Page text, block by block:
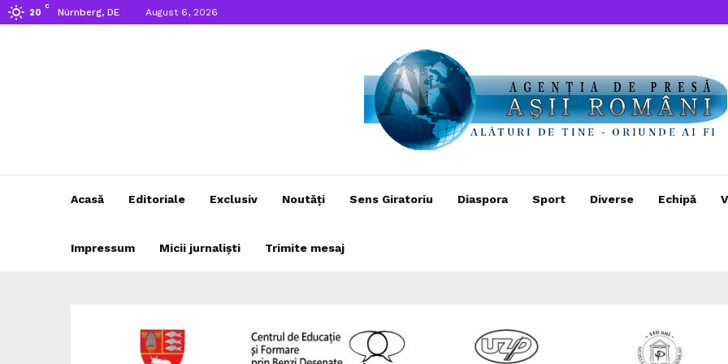
20
C
Nürnberg, DE August 6, 2026
Acasă Editoriale Exclusiv Noutăți Sens Giratoriu Diaspora Sport Diverse Echipă
Impressum Micii jurnaliști Trimite mesaj